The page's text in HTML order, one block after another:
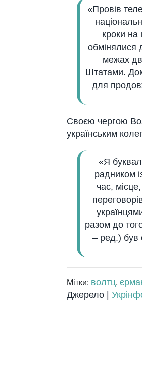
«Провів
кроки
обмінялися
межах
Штатами.
для
Своєю чергою
українським
«Я
радником
час,
разом до
– ред.) був
Мітки: волтц,
Джерело |